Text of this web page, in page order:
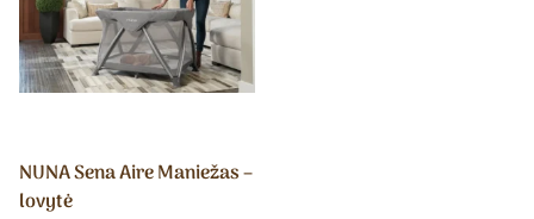
NUNA Sena Aire Maniežas –
lovytė